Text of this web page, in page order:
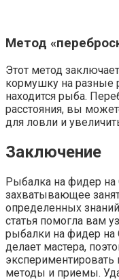
Метод
Этот метод
кормушку на разные
находится рыба.
расстояния, вы
для ловли и
Заключение
Рыбалка на фидер на
захватывающее
определенных
статья помогла вам
рыбалки на фидер на
делает мастера,
экспериментировать
методы и приемы.